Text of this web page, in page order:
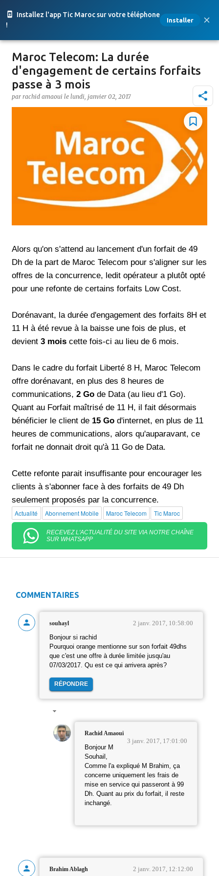
Installez l'app Tic Maroc sur votre téléphone
!
Installer
Accéder au contenu principal
Maroc Telecom: La durée
d'engagement de certains forfaits
passe à 3 mois
par rachid amaoui le lundi, janvier 02, 2017
Alors qu'on s'attend au lancement d'un forfait de 49
Dh de la part de Maroc Telecom pour s'aligner sur les
offres de la concurrence, ledit opérateur a plutôt opté
pour une refonte de certains forfaits Low Cost.
Dorénavant, la durée d'engagement des forfaits 8H et
11 H à été revue à la baisse une fois de plus, et
devient 3 mois cette fois-ci au lieu de 6 mois.
Dans le cadre du forfait Liberté 8 H, Maroc Telecom
offre dorénavant, en plus des 8 heures de
communications, 2 Go de Data (au lieu d'1 Go).
Quant au Forfait maîtrisé de 11 H, il fait désormais
bénéficier le client de 15 Go d'internet, en plus de 11
heures de communications, alors qu'auparavant, ce
forfait ne donnait droit qu'à 11 Go de Data.
Cette refonte parait insuffisante pour encourager les
clients à s'abonner face à des forfaits de 49 Dh
seulement proposés par la concurrence.
Actualité Abonnement Mobile Maroc Telecom Tic Maroc
RECEVEZ L'ACTUALITÉ DU SITE VIA NOTRE CHAÎNE
SUR WHATSAPP
COMMENTAIRES
souhayl 2 janv. 2017, 10:58:00
Bonjour si rachid
Pourquoi orange mentionne sur son forfait 49dhs
que c'est une offre à durée limitée jusqu'au
07/03/2017. Qu est ce qui arrivera après?
RÉPONDRE
Rachid Amaoui
3 janv. 2017, 17:01:00
Bonjour M
Souhail,
Comme l'a expliqué M Brahim, ça
concerne uniquement les frais de
mise en service qui passeront à 99
Dh. Quant au prix du forfait, il reste
inchangé.
Brahim Ablagh 2 janv. 2017, 12:12:00